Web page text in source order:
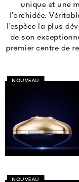
unique et une
l’orchidée.
l’espèce la plus
de son
premier centre de
NOUVEAU
NOUVEAU